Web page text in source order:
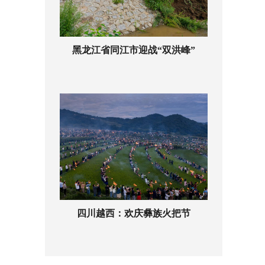
黑龙江省同江市迎战“双洪峰”
四川越西：欢庆彝族火把节